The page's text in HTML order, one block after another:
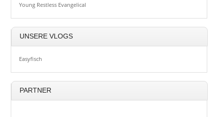
Young Restless Evangelical
UNSERE VLOGS
Easyfisch
PARTNER